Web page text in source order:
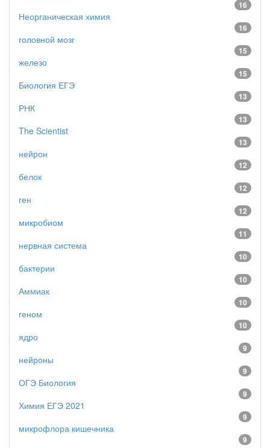
16
Неорганическая химия
16
головной мозг
15
железо
15
Биология ЕГЭ
13
РНК
13
The Scientist
13
нейрон
12
белок
12
ген
12
микробиом
11
нервная система
10
бактерии
10
Аммиак
10
геном
10
ядро
9
нейроны
9
ОГЭ Биология
9
Химия ЕГЭ 2021
9
микрофлора кишечника
9